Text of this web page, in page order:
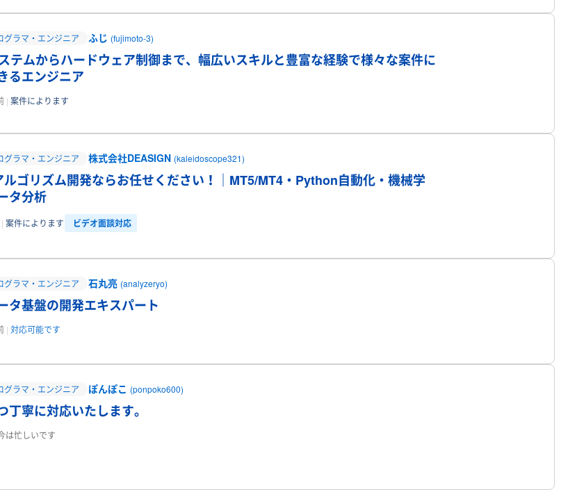
グラマ・エンジニア ふじ (fujimoto-3)
テムからハードウェア制御まで、幅広いスキルと豊富な経験で様々な案件に
るエンジニア
案件によります
グラマ・エンジニア 株式会社DEASIGN (kaleidoscope321)
ゴリズム開発ならお任せください！｜MT5/MT4・Python自動化・機械学
タ分析
案件によります ビデオ面談対応
グラマ・エンジニア 石丸亮 (analyzeryo)
タ基盤の開発エキスパート
対応可能です
グラマ・エンジニア ぽんぽこ (ponpoko600)
丁寧に対応いたします。
は忙しいです